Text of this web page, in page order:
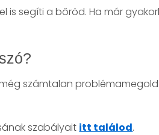
is segíti a bőröd. Ha már
számtalan
szabályait itt találod.